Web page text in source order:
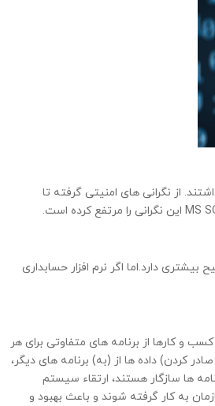
از نگرانی های امنیتی گرفته تا
دارد.اما اگر نرم افزار حسابداری
و کارها از برنامه های متفاوتی برای هر
کردن) داده ها از (به) برنامه های دیگر،
ها سازگار هستند، ارتقاء سیستم
به کار گرفته شوند و باعث بهبود و